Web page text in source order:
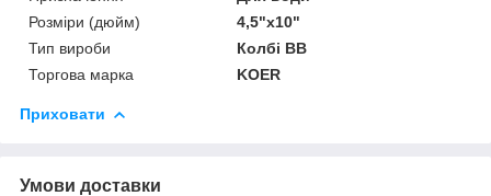
Розміри (дюйм)
4,5"х10"
Тип вироби
Колбі ВВ
Торгова марка
KOER
Приховати
Умови доставки